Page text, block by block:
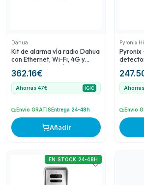
económica para la detección de
Dahua
Kit de alarma vía radio Dahua
con Ethernet, Wi-Fi, 4G y
verificación por vídeo
362.16€
Ahorras 47€ IGIC
Envío GRATISEntrega 24-48h
Añadir
Pyronix
Pyronix
Envío
EN STOCK 24-48H